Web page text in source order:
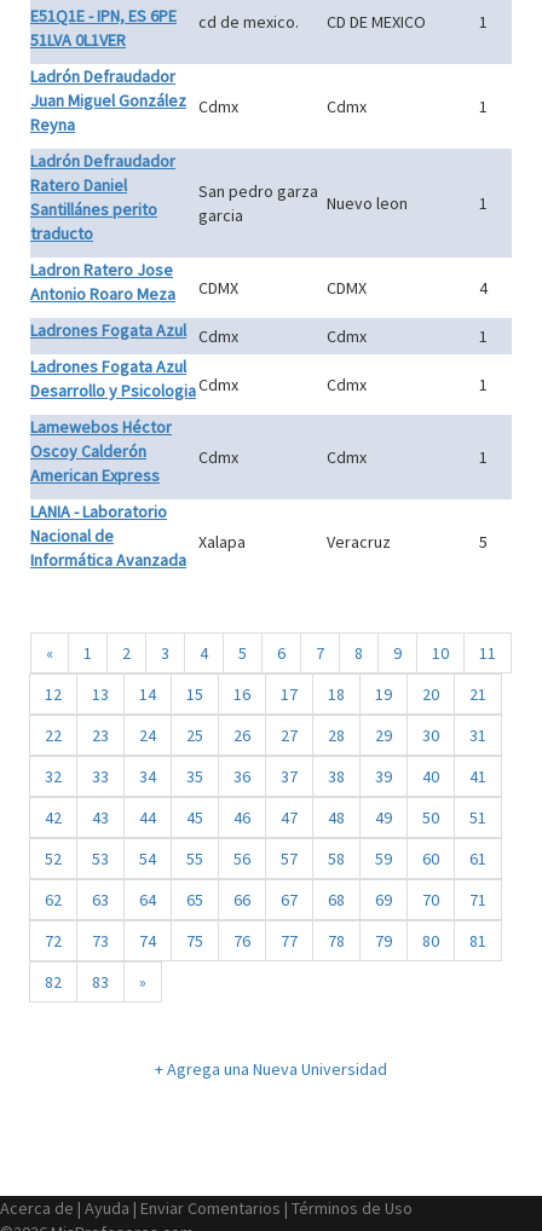
E51Q1E - IPN, ES 6PE
51LVA 0L1VER
cd de mexico. CD DE MEXICO 1
Ladrón Defraudador
Juan Miguel González
Reyna
Cdmx Cdmx 1
Ladrón Defraudador
Ratero Daniel
Santillánes perito
traducto
San pedro garza
garcia
Nuevo leon 1
Ladron Ratero Jose
Antonio Roaro Meza
CDMX CDMX
4
Ladrones Fogata Azul Cdmx Cdmx
1
Ladrones Fogata Azul
Desarrollo y PsicologiaCdmx Cdmx
1
Lamewebos Héctor
Oscoy Calderón
American Express
Cdmx Cdmx 1
LANIA - Laboratorio
Nacional de
Informática Avanzada
Xalapa Veracruz 5
« 1 2 3 4 5 6 7 8 9 10
11
12
13 14 15 16 17 18 19 20
21
22
23 24 25 26 27 28 29 30
31
32
33 34 35 36 37 38 39 40
41
42
43 44 45 46 47 48 49 50
51
52
53 54 55 56 57 58 59 60
61
62
63 64 65 66 67 68 69 70
71
72
73 74 75 76 77 78 79 80
81
82
83 »
+ Agrega una Nueva Universidad
Acerca de | Ayuda | Enviar Comentarios | Términos de Uso